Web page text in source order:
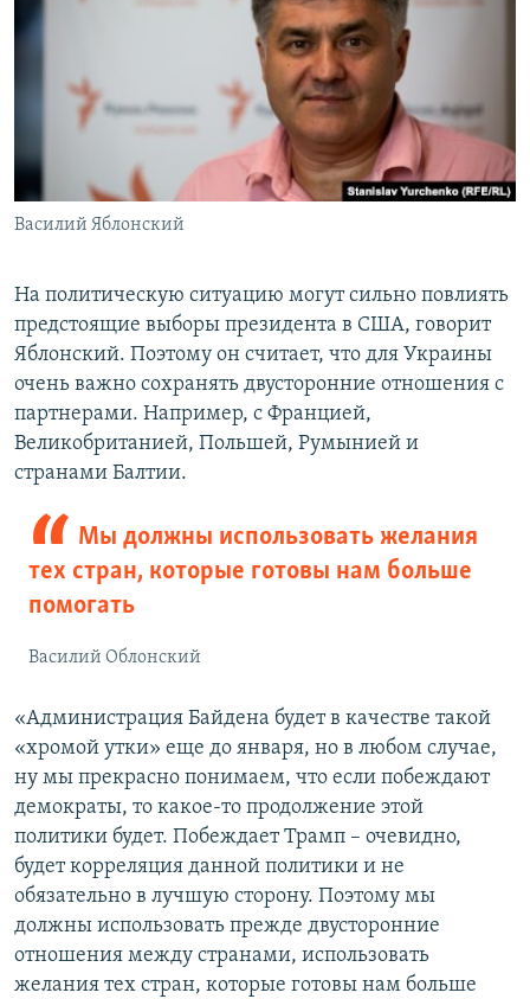
Василий Яблонский
На политическую ситуацию могут сильно повлиять
предстоящие выборы президента в США, говорит
Яблонский. Поэтому он считает, что для Украины
очень важно сохранять двусторонние отношения с
партнерами. Например, с Францией,
Великобританией, Польшей, Румынией и
странами Балтии.
Мы должны использовать желания
тех стран, которые готовы нам больше
помогать
Василий Облонский
«Администрация Байдена будет в качестве такой
«хромой утки» еще до января, но в любом случае,
ну мы прекрасно понимаем, что если побеждают
демократы, то какое-то продолжение этой
политики будет. Побеждает Трамп – очевидно,
будет корреляция данной политики и не
обязательно в лучшую сторону. Поэтому мы
должны использовать прежде двусторонние
отношения между странами, использовать
желания тех стран, которые готовы нам больше